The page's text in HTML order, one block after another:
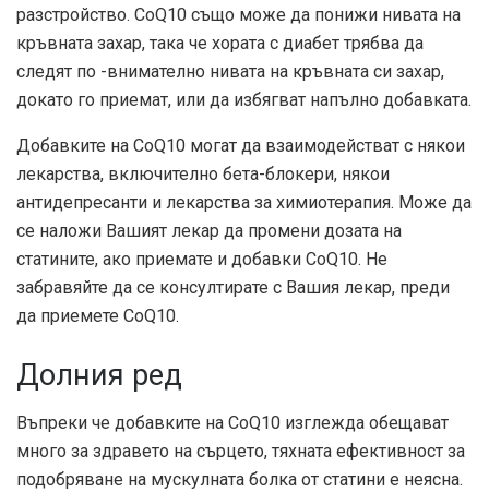
разстройство. CoQ10 също може да понижи нивата на
кръвната захар, така че хората с диабет трябва да
следят по -внимателно нивата на кръвната си захар,
докато го приемат, или да избягват напълно добавката.
Добавките на CoQ10 могат да взаимодействат с някои
лекарства, включително бета-блокери, някои
антидепресанти и лекарства за химиотерапия. Може да
се наложи Вашият лекар да промени дозата на
статините, ако приемате и добавки CoQ10. Не
забравяйте да се консултирате с Вашия лекар, преди
да приемете CoQ10.
Долния ред
Въпреки че добавките на CoQ10 изглежда обещават
много за здравето на сърцето, тяхната ефективност за
подобряване на мускулната болка от статини е неясна.